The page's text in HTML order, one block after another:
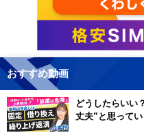
おすすめ動画
どうしたらいい
丈夫”と思って